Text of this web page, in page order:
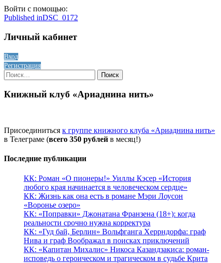
Войти с помощью:
Навигация
по
Published inDSC_0172
Личный кабинет
Вход
Регистрация
Найти:
Книжный клуб «Ариаднина нить»
Присоединиться к группе книжного клуба «Ариаднина нить»
в Телеграме (всего 350 рублей в месяц!)
Последние публикации
КК: Роман «О пионеры!» Уиллы Кэсер «История
любого края начинается в человеческом сердце»
КК: Жизнь как она есть в романе Мэри Лоусон
«Воронье озеро»
КК: «Поправки» Джонатана Франзена (18+): когда
реальности срочно нужна корректура
КК: «Гуд бай, Берлин» Вольфганга Херрндорфа: граф
Нива и граф Воображал в поисках приключений
КК: «Капитан Михалис» Никоса Казандзакиса: роман-
исповедь о героическом и трагическом в судьбе Крита